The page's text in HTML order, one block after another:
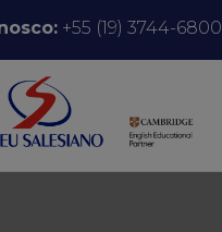
+55 (19) 3744-6800